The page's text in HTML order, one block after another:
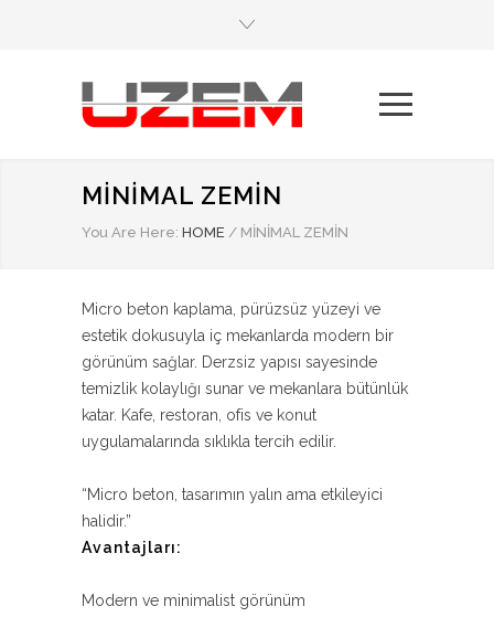
MINIMAL ZEMIN
You Are Here: HOME / MINIMAL ZEMIN
Micro beton kaplama, pürüzsüz yüzeyi ve
estetik dokusuyla iç mekanlarda modern bir
görünüm sağlar. Derzsiz yapısı sayesinde
temizlik kolaylığı sunar ve mekanlara bütünlük
katar. Kafe, restoran, ofis ve konut
uygulamalarında sıklıkla tercih edilir.
“Micro beton, tasarımın yalın ama etkileyici
halidir.”
Avantajları:
Modern ve minimalist görünüm